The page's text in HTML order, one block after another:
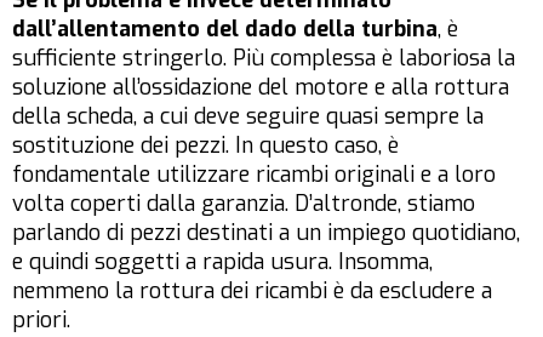
dall’allentamento del dado della turbina, è
sufficiente stringerlo. Più complessa è laboriosa la
soluzione all’ossidazione del motore e alla rottura
della scheda, a cui deve seguire quasi sempre la
sostituzione dei pezzi. In questo caso, è
fondamentale utilizzare ricambi originali e a loro
volta coperti dalla garanzia. D’altronde, stiamo
parlando di pezzi destinati a un impiego quotidiano,
e quindi soggetti a rapida usura. Insomma,
nemmeno la rottura dei ricambi è da escludere a
priori.